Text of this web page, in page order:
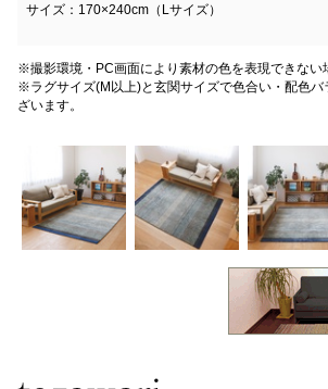
サイズ：170×240cm（Lサイズ）
※撮影環境・PC画面により素材の色を表現できない
※ラグサイズ(M以上)と玄関サイズで色合い・配色バ
ざいます。